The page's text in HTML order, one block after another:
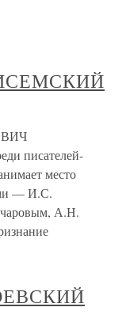
писателей-
место
— И.С.
А.Н.